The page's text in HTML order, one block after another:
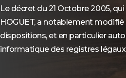
Le décret du 21 Octobre 2005,
HOGUET, a notablement modifié
dispositions, et en particulier
informatique des registres